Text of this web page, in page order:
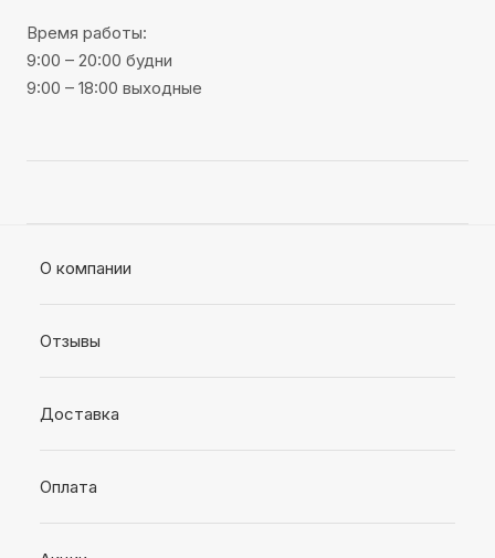
Время работы:
9:00 – 20:00 будни
9:00 – 18:00 выходные
О компании
Отзывы
Доставка
Оплата